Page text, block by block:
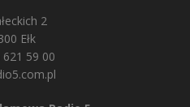
2
Ełk
59 00